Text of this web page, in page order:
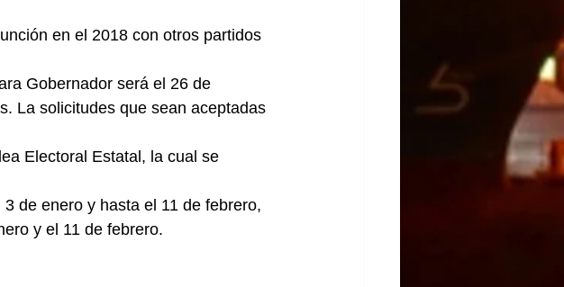
en el 2018 con otros partidos
Gobernador será el 26 de
La solicitudes que sean aceptadas
Electoral Estatal, la cual se
de enero y hasta el 11 de febrero,
y el 11 de febrero.